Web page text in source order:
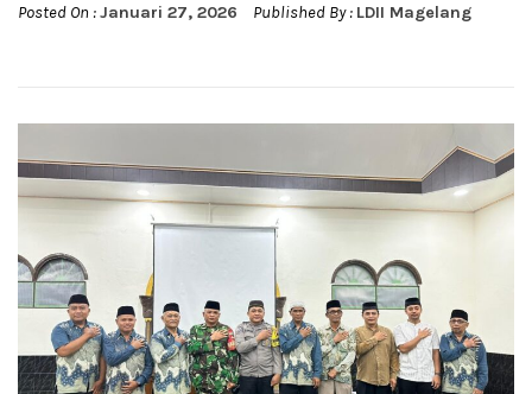
Posted On :Januari 27, 2026 Published By : LDII Magelang